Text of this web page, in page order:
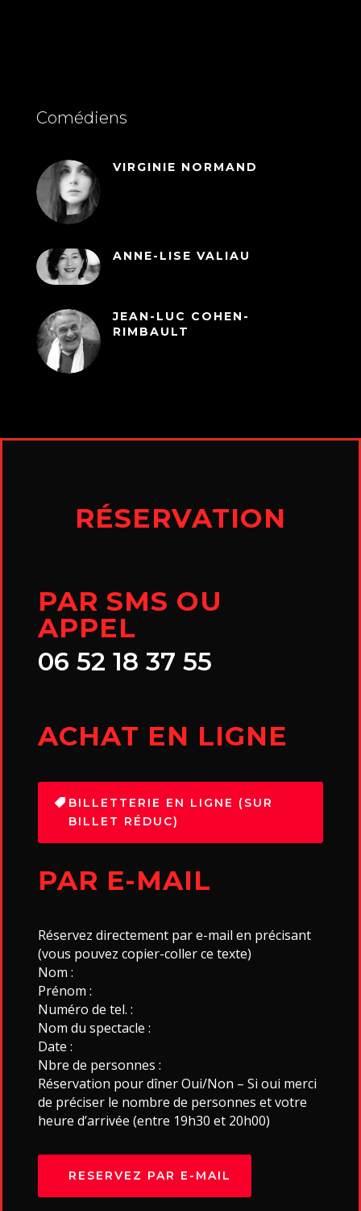
Comédiens
VIRGINIE NORMAND
ANNE-LISE VALIAU
JEAN-LUC COHEN-
RIMBAULT
RÉSERVATION
PAR SMS OU
APPEL
06 52 18 37 55
ACHAT EN LIGNE
BILLETTERIE EN LIGNE (SUR
BILLET RÉDUC)
PAR E-MAIL
Réservez directement par e-mail en précisant
(vous pouvez copier-coller ce texte)
Nom :
Prénom :
Numéro de tel. :
Nom du spectacle :
Date :
Nbre de personnes :
Réservation pour dîner Oui/Non – Si oui merci
de préciser le nombre de personnes et votre
heure d’arrivée (entre 19h30 et 20h00)
RESERVEZ PAR E-MAIL